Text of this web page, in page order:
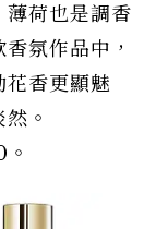
薄荷也是調香
氛作品中，
花香更顯魅
。